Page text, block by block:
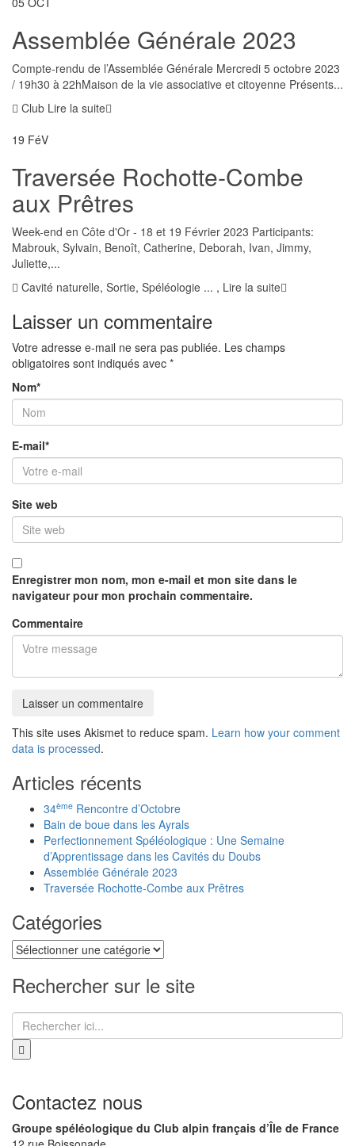
Assemblée Générale 2023
Compte-rendu de l’Assemblée Générale Mercredi 5 octobre 2023
/ 19h30 à 22hMaison de la vie associative et citoyenne Présents...
Club Lire la suite
19 FéV
Traversée Rochotte-Combe
aux Prêtres
Week-end en Côte d'Or - 18 et 19 Février 2023 Participants:
Mabrouk, Sylvain, Benoît, Catherine, Deborah, Ivan, Jimmy,
Juliette,...
Cavité naturelle, Sortie, Spéléologie ... , Lire la suite
Laisser un commentaire
Votre adresse e-mail ne sera pas publiée. Les champs
obligatoires sont indiqués avec *
Nom*
E-mail*
Site web
Enregistrer mon nom, mon e-mail et mon site dans le
navigateur pour mon prochain commentaire.
Commentaire
This site uses Akismet to reduce spam. Learn how your comment
data is processed.
Articles récents
34ème Rencontre d’Octobre
Bain de boue dans les Ayrals
Perfectionnement Spéléologique : Une Semaine
d’Apprentissage dans les Cavités du Doubs
Assemblée Générale 2023
Traversée Rochotte-Combe aux Prêtres
Catégories
Catégories
Rechercher sur le site
Recherche
pour
Contactez nous
Groupe spéléologique du Club alpin français d’Île de France